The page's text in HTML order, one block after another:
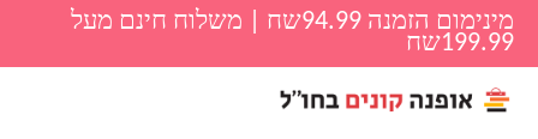
מינימום הזמנה 94.99שח | משלוח חינם מעל
199.99שח